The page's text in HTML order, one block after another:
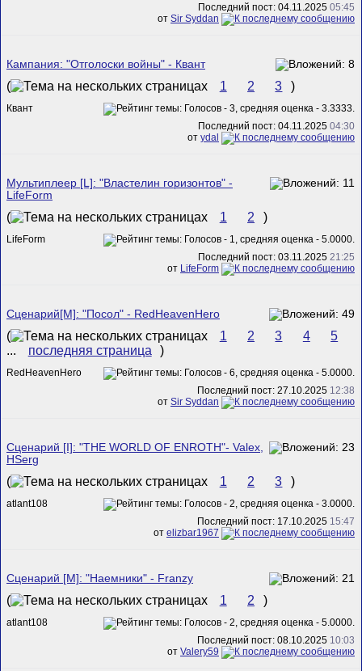
Последний пост: 04.11.2025 05:45
от Sir Syddan
Кампания: "Отголоски войны" - Квант
( 1 2 3 )
Квант
Последний пост: 04.11.2025 04:30
от ydal
Мультиплеер [L]: "Властелин горизонтов" -
LifeForm
( 1 2 )
LifeForm
Последний пост: 03.11.2025 21:25
от LifeForm
Сценарий[M]: "Посол" - RedHeavenHero
( 1 2 3 4
5
...
последняя страница )
RedHeavenHero
Последний пост: 27.10.2025 12:38
от Sir Syddan
Сценарий [I]: "THE WORLD OF ENROTH"- Valex,
HSerg
( 1 2 3 )
atlant108
Последний пост: 17.10.2025 15:47
от elizbar1967
Сценарий [M]: "Наемники" - Franzy
( 1 2 )
atlant108
Последний пост: 08.10.2025 10:03
от Valery59